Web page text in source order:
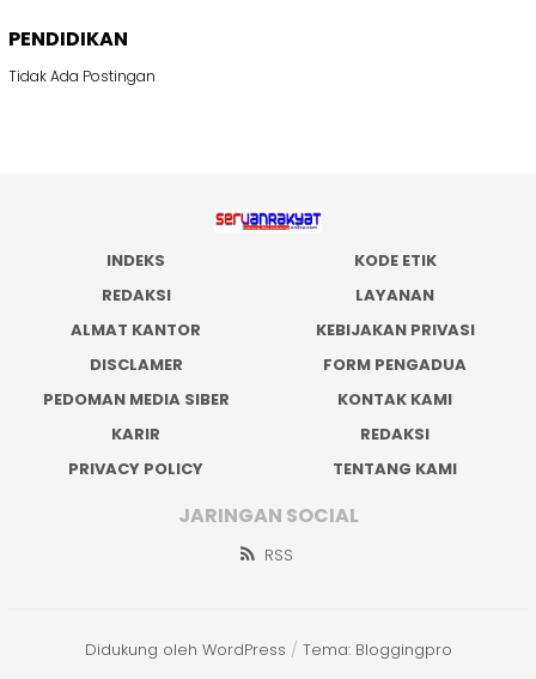
PENDIDIKAN
Tidak Ada Postingan
INDEKS
KODE ETIK
REDAKSI
LAYANAN
ALMAT KANTOR
KEBIJAKAN PRIVASI
DISCLAMER
FORM PENGADUA
PEDOMAN MEDIA SIBER
KONTAK KAMI
KARIR
REDAKSI
PRIVACY POLICY
TENTANG KAMI
JARINGAN SOCIAL
RSS
Didukung oleh WordPress / Tema: Bloggingpro